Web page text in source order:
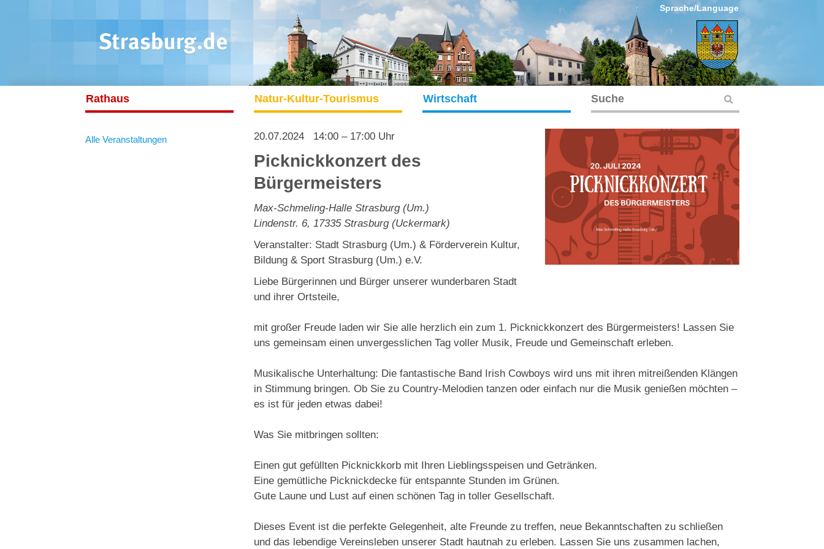
Sprache/Language
Rathaus Natur-Kultur-Tourismus Wirtschaft
Alle Veranstaltungen 20.07.2024 14:00 – 17:00 Uhr
Picknickkonzert des
Bürgermeisters
Max-Schmeling-Halle Strasburg (Um.)
Lindenstr. 6, 17335 Strasburg (Uckermark)
Veranstalter: Stadt Strasburg (Um.) & Förderverein Kultur,
Bildung & Sport Strasburg (Um.) e.V.
Liebe Bürgerinnen und Bürger unserer wunderbaren Stadt
und ihrer Ortsteile,
mit großer Freude laden wir Sie alle herzlich ein zum 1. Picknickkonzert des Bürgermeisters! Lassen Sie
uns gemeinsam einen unvergesslichen Tag voller Musik, Freude und Gemeinschaft erleben.
Musikalische Unterhaltung: Die fantastische Band Irish Cowboys wird uns mit ihren mitreißenden Klängen
in Stimmung bringen. Ob Sie zu Country-Melodien tanzen oder einfach nur die Musik genießen möchten –
es ist für jeden etwas dabei!
Was Sie mitbringen sollten:
Einen gut gefüllten Picknickkorb mit Ihren Lieblingsspeisen und Getränken.
Eine gemütliche Picknickdecke für entspannte Stunden im Grünen.
Gute Laune und Lust auf einen schönen Tag in toller Gesellschaft.
Dieses Event ist die perfekte Gelegenheit, alte Freunde zu treffen, neue Bekanntschaften zu schließen
und das lebendige Vereinsleben unserer Stadt hautnah zu erleben. Lassen Sie uns zusammen lachen,